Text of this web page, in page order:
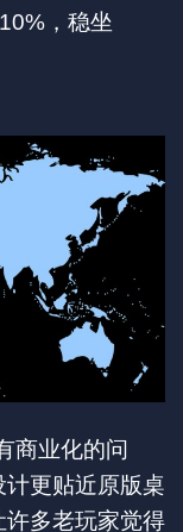
，稳坐
商业化的问
更贴近原版桌
多老玩家觉得